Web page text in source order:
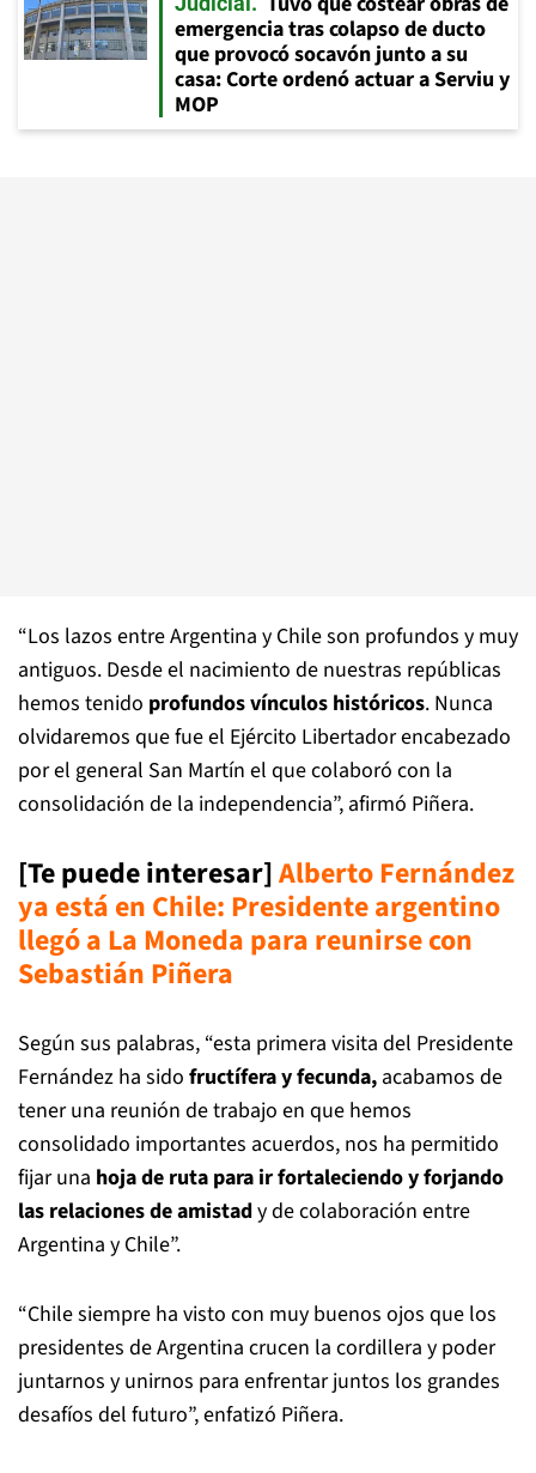
emergencia tras colapso de ducto
que provocó socavón junto a su
casa: Corte ordenó actuar a Serviu y
MOP
“Los lazos entre Argentina y Chile son profundos y muy
antiguos. Desde el nacimiento de nuestras repúblicas
hemos tenido profundos vínculos históricos. Nunca
olvidaremos que fue el Ejército Libertador encabezado
por el general San Martín el que colaboró con la
consolidación de la independencia”, afirmó Piñera.
[Te puede interesar]Alberto Fernández
ya está en Chile: Presidente argentino
llegó a La Moneda para reunirse con
Sebastián Piñera
Según sus palabras, “esta primera visita del Presidente
Fernández ha sido fructífera y fecunda, acabamos de
tener una reunión de trabajo en que hemos
consolidado importantes acuerdos, nos ha permitido
fijar una hoja de ruta para ir fortaleciendo y forjando
las relaciones de amistady de colaboración entre
Argentina y Chile”.
“Chile siempre ha visto con muy buenos ojos que los
presidentes de Argentina crucen la cordillera y poder
juntarnos y unirnos para enfrentar juntos los grandes
desafíos del futuro”, enfatizó Piñera.